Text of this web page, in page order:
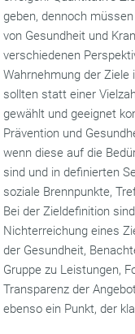
geben, dennoch
von Gesundheit und
verschiedenen
Wahrnehmung der
sollten statt einer
gewählt und geeignet
Prävention und
wenn diese auf die
sind und in definierten
soziale Brennpunkte,
Bei der Zieldefinition
Nichterreichung eines
der Gesundheit,
Gruppe zu Leistungen,
Transparenz der
ebenso ein Punkt, der